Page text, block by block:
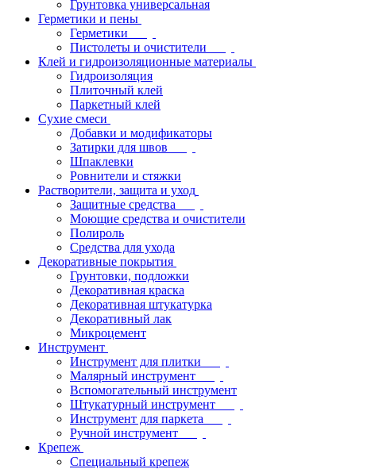
Грунтовка универсальная
Герметики и пены
Герметики
Пистолеты и очистители
Клей и гидроизоляционные материалы
Гидроизоляция
Плиточный клей
Паркетный клей
Сухие смеси
Добавки и модификаторы
Затирки для швов
Шпаклевки
Ровнители и стяжки
Растворители, защита и уход
Защитные средства
Моющие средства и очистители
Полироль
Средства для ухода
Декоративные покрытия
Грунтовки, подложки
Декоративная краска
Декоративная штукатурка
Декоративный лак
Микроцемент
Инструмент
Инструмент для плитки
Малярный инструмент
Вспомогательный инструмент
Штукатурный инструмент
Инструмент для паркета
Ручной инструмент
Крепеж
Специальный крепеж